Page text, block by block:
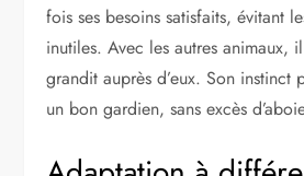
fois ses besoins satisfaits, évitant
inutiles. Avec les autres animaux,
grandit auprès d’eux. Son instinct
un bon gardien, sans excès